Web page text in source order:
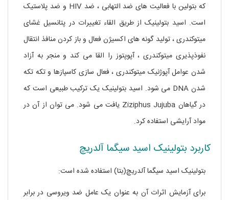
که بتولین با فعالیت های ضد التهابی ، ضد HIV و ضد پلاستیک
است. اسید بتولینیک از طریق القاء تغییرات در پتانسیل غشای
میتوکندری ، تولید گونه های اکسیژن فعال و باز کردن منافذ انتقال
نفوذپذیری میتوکندری ، آپوپتوز را القا می کند و منجر به آزاد
شدن عوامل آپوژنیک میتوکندری ، فعال سازی کاسپازها و تکه تکه
شدن DNA می شود. اسید بتولینیک یک ترکیب طبیعی است که
در گیاهان Ziziphus Jujuba یافت می شود. می توان از آن در
مواد آرایشی استفاده کرد.
کاربرد بتولینیک اسید سیگما آلدریچ
بتولینیک اسید سیگما آلدریچ(بتا) استفاده شده است:
برای آزمایش اثرات آن به عنوان یک عامل ضد ویروسی در برابر